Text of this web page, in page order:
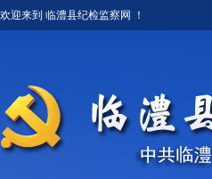
欢迎来到 临澧县纪检监察网 ！